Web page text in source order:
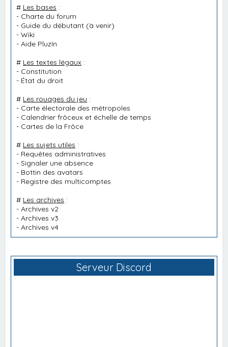
# Les bases :
- Charte du forum
- Guide du débutant (à venir)
-Wiki
-Aide PluzIn
# Les textes légaux :
- Constitution
- État du droit
# Les rouages du jeu :
- Carte électorale des métropoles
- Calendrier frôceux et échelle de temps
- Cartes de la Frôce
# Les sujets utiles :
- Requêtes administratives
-Signaler une absence
- Bottin des avatars
- Registre des multicomptes
# Les archives :
-Archives v2
-Archives v3
-Archives v4
Serveur Discord